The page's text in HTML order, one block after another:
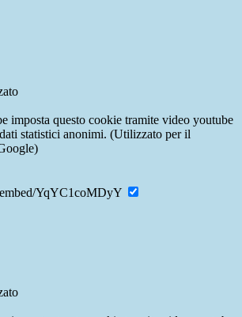
imposta questo cookie tramite video youtube
statistici anonimi. (Utilizzato per il
YqYC1coMDyY